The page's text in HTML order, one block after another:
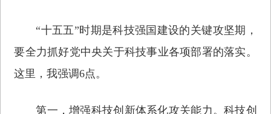
“十五五”时期是科技强国建设的关键攻坚期，
要全力抓好党中央关于科技事业各项部署的落实。
这里，我强调6点。
第一，增强科技创新体系化攻关能力。科技创